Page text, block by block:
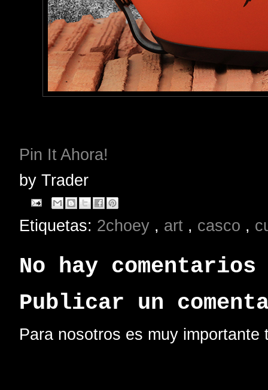
Pin It Ahora!
by Trader
Etiquetas: 2choey , art , casco ,
No hay
Publicar un
Para nosotros es muy